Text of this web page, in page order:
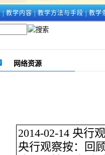
|教学内容|教学方法与手段|教学
网络资源
2014-02-14 央行
央行观察按：回